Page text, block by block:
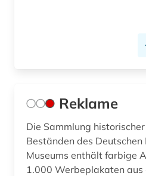
Reklame
Die Sammlung
Beständen des Deutschen
Museums enthält farbige
1.000 Werbeplakaten aus